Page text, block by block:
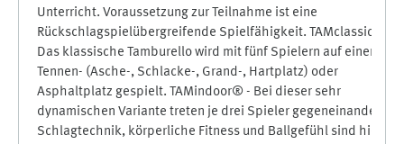
Unterricht. Voraussetzung zur Teilnahme ist eine
Rückschlagspielübergreifende Spielfähigkeit. TAMclassic® -
Das klassische Tamburello wird mit fünf Spielern auf einem
Tennen- (Asche-, Schlacke-, Grand-, Hartplatz) oder
Asphaltplatz gespielt. TAMindoor® - Bei dieser sehr
dynamischen Variante treten je drei Spieler gegeneinander.
Schlagtechnik, körperliche Fitness und Ballgefühl sind hier